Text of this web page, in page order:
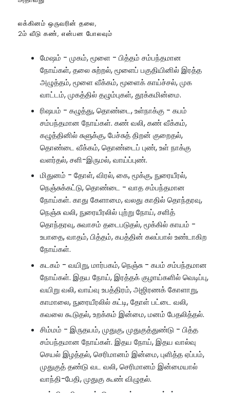
லக்கினம் ஒருவரின் தலை,
2ம் வீடு கண், என்பன போலவும்
மேஷம் - முகம், மூளை - பித்தம் சம்பந்தமான
நோய்கள், தலை சுற்றல், மூளைப் பகுதியினில் இரத்த
அழுத்தம், மூளை வீக்கம், மூளைக் காய்ச்சல், முக
வாட்டம், முகத்தில் தழும்புகள், தூக்கமின்மை.
ரிஷபம் - கழுத்து, தொண்டை, உள்நாக்கு - கபம்
சம்பந்தமான நோய்கள். கண் வலி, கண் வீக்கம்,
கழுத்தினில் சுளுக்கு, பேச்சுத் திறன் குறைதல்,
தொண்டை வீக்கம், தொண்டைப் புண், உள் நாக்கு
வளர்தல், சளி-இருமல், வாய்ப்புண்.
மிதுனம் - தோள், விரல், கை, மூக்கு, நுரையீரல்,
நெஞ்சுக்கட்டு, தொண்டை - வாத சம்பந்தமான
நோய்கள். காது கேளாமை, வலது காதில் தொந்தரவு,
நெஞ்சு வலி, நுரையீரலில் புற்று நோய், சளித்
தொந்தரவு, சுவாசம் தடைபடுதல், மூக்கில் காயம் -
உபாதை, வாதம், பித்தம், கபத்தின் கலப்பால் உண்டாகிற
நோய்கள்.
கடகம் - வயிறு, மார்பகம், நெஞ்சு - கபம் சம்பந்தமான
நோய்கள். இதய நோய், இரத்தக் குழாய்களில் வெடிப்பு,
வயிறு வலி, வாய்வு உபத்திரம், அஜிரணக் கோளாறு,
காமாலை, நுரையீரலில் கட்டி, தோள் பட்டை வலி,
கவலை கூடுதல், உறக்கம் இன்மை, மனம் பேதலித்தல்.
சிம்மம் - இருதயம், முதுகு, முதுகுத்துண்டு - பித்த
சம்பந்தமான நோய்கள். இதய நோய், இதய வால்வு
செயல் இழத்தல், செரிமானம் இன்மை, புளித்த ஏப்பம்,
முதுகுத் தண்டு வட வலி, செரிமானம் இன்மையால்
வாந்தி-பேதி, முதுகு கூண் விழுதல்.